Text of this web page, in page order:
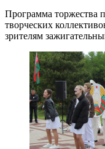
Программа торжества
творческих
зрителям